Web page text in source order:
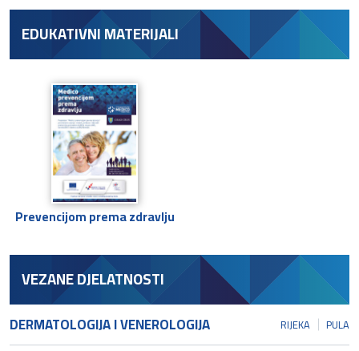
EDUKATIVNI MATERIJALI
Prevencijom prema zdravlju
VEZANE DJELATNOSTI
DERMATOLOGIJA I VENEROLOGIJA RIJEKA PULA